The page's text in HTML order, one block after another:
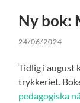
Ny bok:
24/06/2024
Tidlig i august
trykkeriet.
pedagogiska